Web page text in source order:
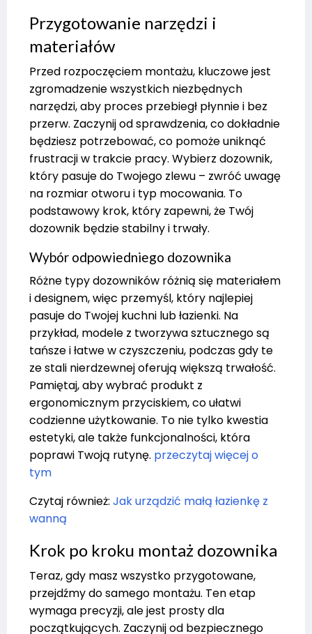
Przygotowanie narzędzi i
materiałów
Przed rozpoczęciem montażu, kluczowe jest
zgromadzenie wszystkich niezbędnych
narzędzi, aby proces przebiegł płynnie i bez
przerw. Zaczynij od sprawdzenia, co dokładnie
będziesz potrzebować, co pomoże uniknąć
frustracji w trakcie pracy. Wybierz dozownik,
który pasuje do Twojego zlewu – zwróć uwagę
na rozmiar otworu i typ mocowania. To
podstawowy krok, który zapewni, że Twój
dozownik będzie stabilny i trwały.
Wybór odpowiedniego dozownika
Różne typy dozowników różnią się materiałem
i designem, więc przemyśl, który najlepiej
pasuje do Twojej kuchni lub łazienki. Na
przykład, modele z tworzywa sztucznego są
tańsze i łatwe w czyszczeniu, podczas gdy te
ze stali nierdzewnej oferują większą trwałość.
Pamiętaj, aby wybrać produkt z
ergonomicznym przyciskiem, co ułatwi
codzienne użytkowanie. To nie tylko kwestia
estetyki, ale także funkcjonalności, która
poprawi Twoją rutynę. przeczytaj więcej o
tym
Czytaj również: Jak urządzić małą łazienkę z
wanną
Krok po kroku montaż dozownika
Teraz, gdy masz wszystko przygotowane,
przejdźmy do samego montażu. Ten etap
wymaga precyzji, ale jest prosty dla
początkujących. Zaczynij od bezpiecznego